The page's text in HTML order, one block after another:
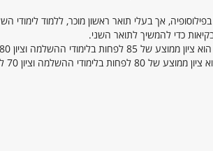
כדי להמשיך לתואר השני.
80 לפחות בבחינת הבקיאות.
70 לפחות בבחינת הבקיאות.